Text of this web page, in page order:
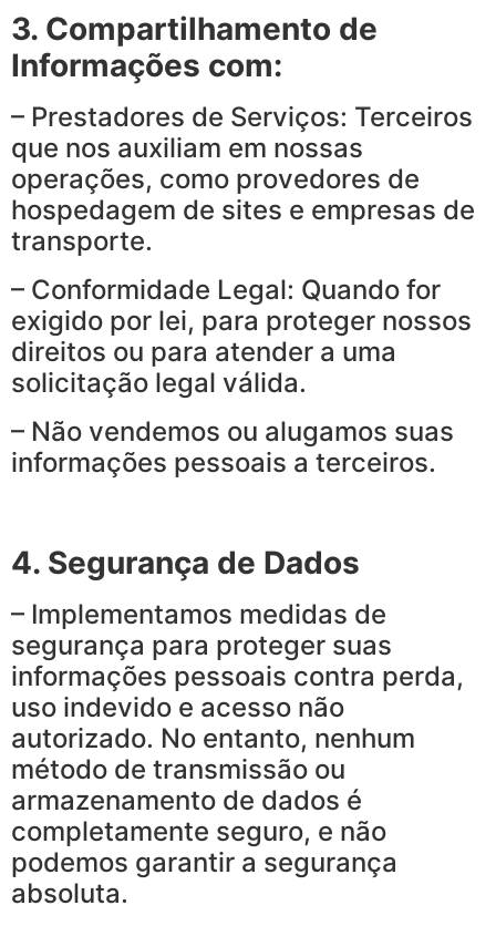
3. Compartilhamento de
Informações com:
– Prestadores de Serviços: Terceiros
que nos auxiliam em nossas
operações, como provedores de
hospedagem de sites e empresas de
transporte.
– Conformidade Legal: Quando for
exigido por lei, para proteger nossos
direitos ou para atender a uma
solicitação legal válida.
– Não vendemos ou alugamos suas
informações pessoais a terceiros.
4. Segurança de Dados
– Implementamos medidas de
segurança para proteger suas
informações pessoais contra perda,
uso indevido e acesso não
autorizado. No entanto, nenhum
método de transmissão ou
armazenamento de dados é
completamente seguro, e não
podemos garantir a segurança
absoluta.